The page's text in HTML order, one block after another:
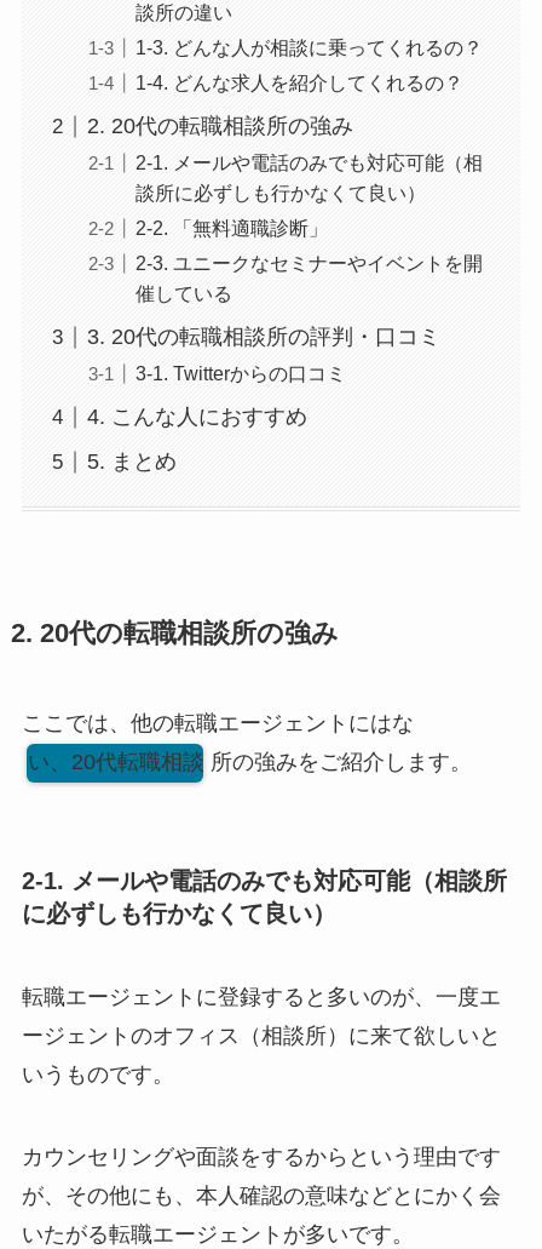
談所の違い
1-3. どんな人が相談に乗ってくれるの？
1-4. どんな求人を紹介してくれるの？
2. 20代の転職相談所の強み
2-1. メールや電話のみでも対応可能（相
談所に必ずしも行かなくて良い）
2-2. 「無料適職診断」
2-3. ユニークなセミナーやイベントを開
催している
3. 20代の転職相談所の評判・口コミ
3-1. Twitterからの口コミ
4. こんな人におすすめ
5. まとめ
2. 20代の転職相談所の強み
ここでは、他の転職エージェントにはな
い、20代転職相談 所の強みをご紹介します。
2-1. メールや電話のみでも対応可能（相談所
に必ずしも行かなくて良い）
転職エージェントに登録すると多いのが、一度エ
ージェントのオフィス（相談所）に来て欲しいと
いうものです。
カウンセリングや面談をするからという理由です
が、その他にも、本人確認の意味などとにかく会
いたがる転職エージェントが多いです。